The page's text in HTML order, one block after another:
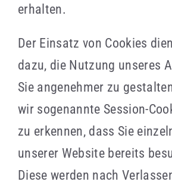
erhalten.
Der Einsatz von Cookies
dazu, die Nutzung unseres
Sie angenehmer zu
wir sogenannte Session-
zu erkennen, dass Sie
unserer Website bereits
Diese werden nach